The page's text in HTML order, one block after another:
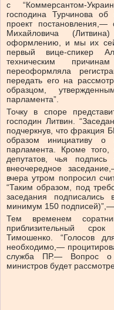
с “Коммерсантом-
господина Турчинова
проект
Михайловича
оформлению, и мы их
первый вице-спикер
техническим
переоформляла
передать его на
образцом,
парламента”.
Точку в споре
господин Литвин.
подчеркнув, что
образом инициативу о
парламента. Кроме
депутатов, чья подпись
внеочередное
вчера утром попросил
“Таким образом, под
заседания подписались
минимум 150
Тем временем
приблизительный
Тимошенко. “Голосов
необходимо,—
служба ПР.— Вопрос о
министров будет